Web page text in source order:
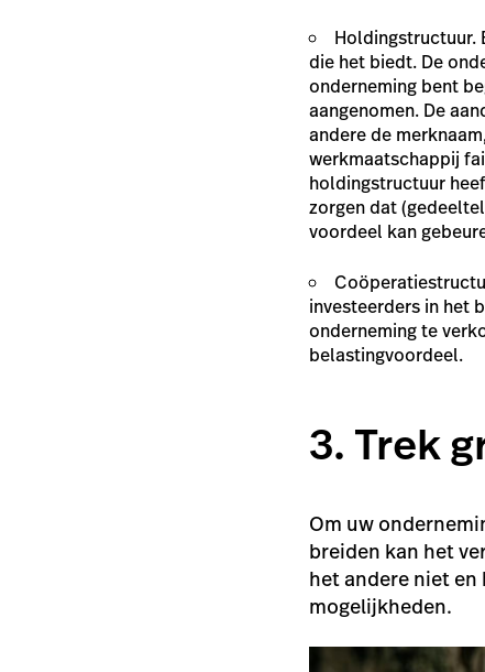
Holdingstructuur.
die het biedt. De
onderneming bent
aangenomen. De
andere de
werkmaatschappij
holdingstructuur
zorgen dat
voordeel kan
investeerders in het
onderneming te
belastingvoordeel.
3. Trek
Om uw
breiden kan het
het andere niet
mogelijkheden.